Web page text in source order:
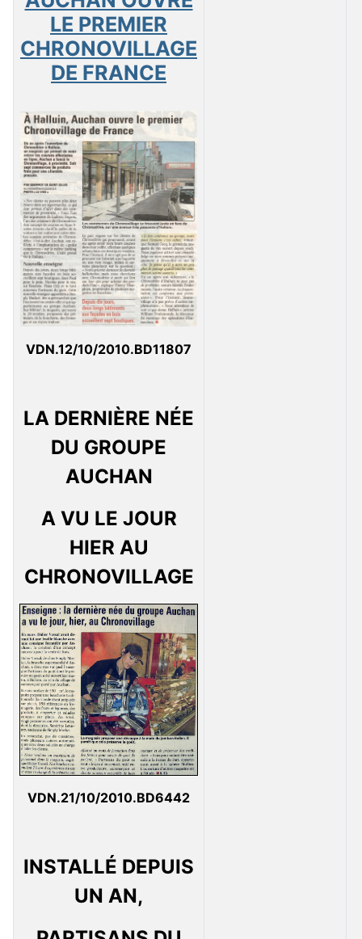
LE PREMIER
CHRONOVILLAGE
DE FRANCE
VDN.12/10/2010.BD11807
LA DERNIÈRE NÉE
DU GROUPE
AUCHAN
A VU LE JOUR
HIER AU
CHRONOVILLAGE
VDN.21/10/2010.BD6442
INSTALLÉ DEPUIS
UN AN,